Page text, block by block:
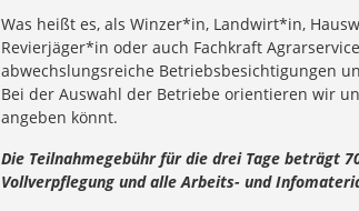
Was heißt es, als Winzer*in, Landwirt*in,
Revierjäger*in oder auch Fachkraft
abwechslungsreiche Betriebsbesichtigungen
Bei der Auswahl der Betriebe orientieren wir
angeben könnt.
Die Teilnahmegebühr für die drei Tage beträgt
Vollverpflegung und alle Arbeits- und